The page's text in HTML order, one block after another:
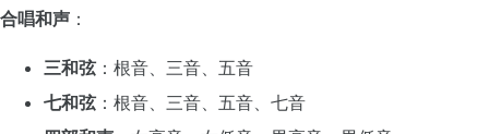
合唱和声 ：
三和弦：根音、三音、五音
七和弦：根音、三音、五音、七音